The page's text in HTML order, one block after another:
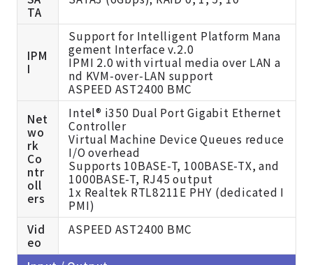
TA
IPM
I
Support for Intelligent Platform Mana
gement Interface v.2.0
IPMI 2.0 with virtual media over LAN a
nd KVM-over-LAN support
ASPEED AST2400 BMC
Net
wo
rk
Co
ntr
oll
ers
Intel® i350 Dual Port Gigabit Ethernet
Controller
Virtual Machine Device Queues reduce
I/O overhead
Supports 10BASE-T, 100BASE-TX, and
1000BASE-T, RJ45 output
1x Realtek RTL8211E PHY (dedicated I
PMI)
Vid
eo
ASPEED AST2400 BMC